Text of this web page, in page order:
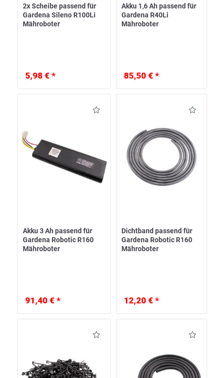
2x Scheibe passend für
Gardena Sileno R100Li
Mähroboter
5,98 € *
Akku 1,6 Ah passend für
Gardena R40Li
Mähroboter
85,50 € *
Akku 3 Ah passend für
Gardena Robotic R160
Mähroboter
91,40 € *
Dichtband passend für
Gardena Robotic R160
Mähroboter
12,20 € *